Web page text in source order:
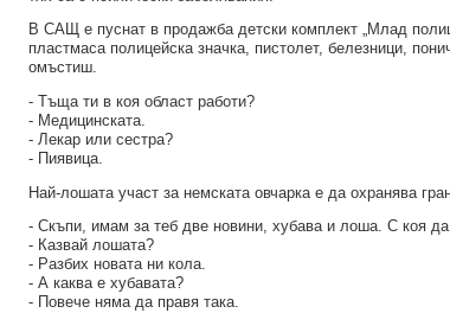
В САЩ е пуснат в продажба детски комплект „Млад
пластмаса полицейска значка, пистолет, белезници,
омъстиш.
- Тъща ти в коя област работи?
- Медицинската.
- Лекар или сестра?
- Пиявица.
Най-лошата участ за немската овчарка е да охранява
- Скъпи, имам за теб две новини, хубава и лоша. С коя да
- Казвай лошата?
- Разбих новата ни кола.
- А каква е хубавата?
- Повече няма да правя така.